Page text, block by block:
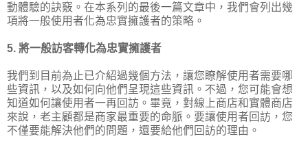
動體驗的訣竅。在本系列的最後一篇文章中，我們會列出幾
項將一般使用者化為忠實擁護者的策略。
5. 將一般訪客轉化為忠實擁護者
我們到目前為止已介紹過幾個方法，讓您瞭解使用者需要哪
些資訊，以及如何向他們呈現這些資訊。不過，您可能會想
知道如何讓使用者一再回訪。畢竟，對線上商店和實體商店
來說，老主顧都是商家最重要的命脈。要讓使用者回訪，您
不僅要能解決他們的問題，還要給他們回訪的理由。